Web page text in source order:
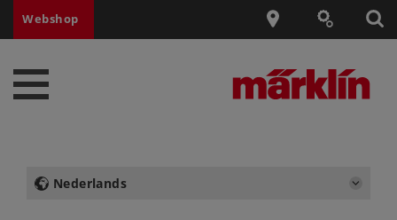
Webshop
Nederlands